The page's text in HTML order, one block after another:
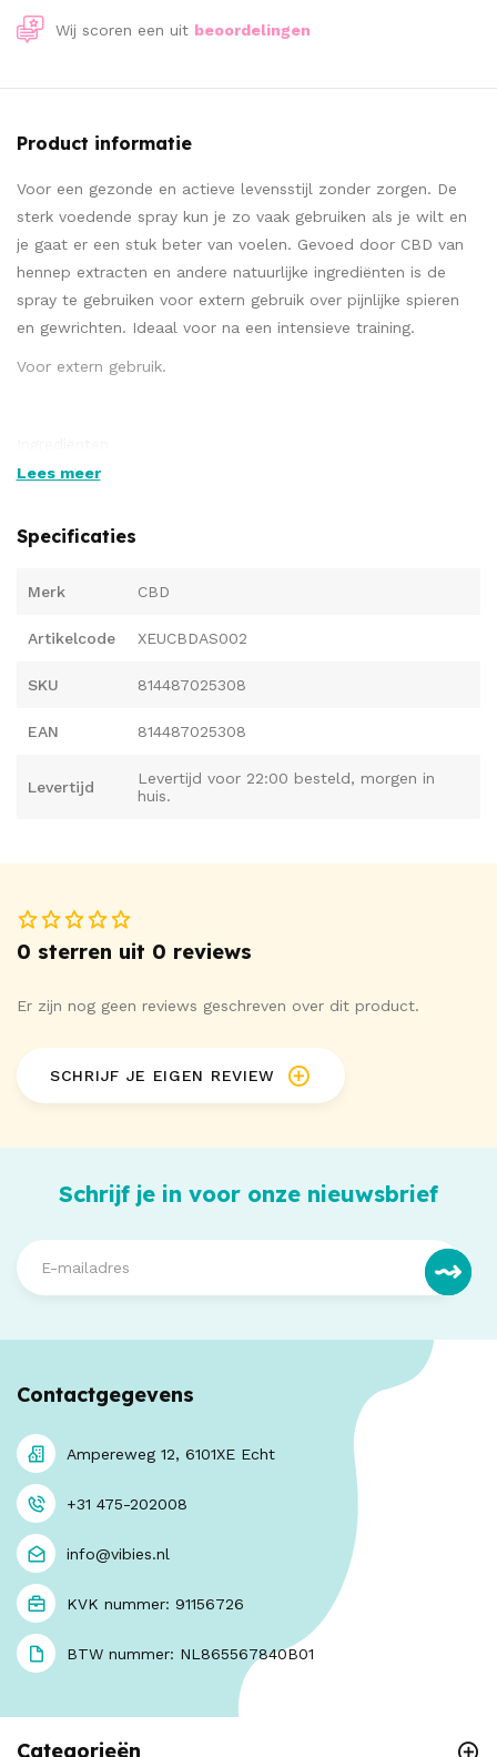
Wij scoren een uit beoordelingen
Product informatie
Voor een gezonde en actieve levensstijl zonder zorgen. De
sterk voedende spray kun je zo vaak gebruiken als je wilt en
je gaat er een stuk beter van voelen. Gevoed door CBD van
hennep extracten en andere natuurlijke ingrediënten is de
spray te gebruiken voor extern gebruik over pijnlijke spieren
en gewrichten. Ideaal voor na een intensieve training.
Voor extern gebruik.
Cannabis Bloem / Blad / Stengelextract, Cannabis Sativa
/ Caprinezuur Triglyceride, Arnica Montana Bloemextract,
ethylhexylglycerine, fenoxyethanol
Lees meer
Specificaties
Merk CBD
Artikelcode XEUCBDAS002
SKU 814487025308
EAN 814487025308
Levertijd
Levertijd voor 22:00 besteld, morgen in
huis.
0 sterren uit 0 reviews
Er zijn nog geen reviews geschreven over dit product.
SCHRIJF JE EIGEN REVIEW
Schrijf je in voor onze nieuwsbrief
Contactgegevens
Ampereweg 12, 6101XE Echt
+31 475-202008
info@vibies.nl
KVK nummer: 91156726
BTW nummer: NL865567840B01
Categorieën